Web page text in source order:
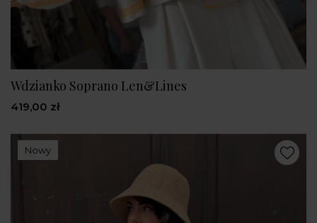
Wdzianko Soprano Len&Lines
419,00 zł
Nowy